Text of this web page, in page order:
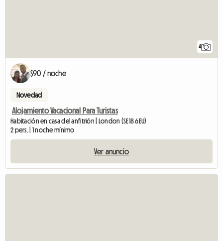
4
$90 / noche
Novedad
Alojamiento Vacacional Para Turistas
Habitación en casa del anfitrión | London (SE18 6EU)
2 pers. | 1 noche mínimo
Ver anuncio